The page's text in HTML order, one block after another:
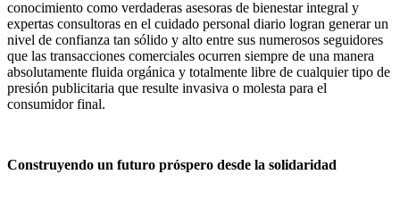
conocimiento como verdaderas asesoras de bienestar integral y
expertas consultoras en el cuidado personal diario logran generar un
nivel de confianza tan sólido y alto entre sus numerosos seguidores
que las transacciones comerciales ocurren siempre de una manera
absolutamente fluida orgánica y totalmente libre de cualquier tipo de
presión publicitaria que resulte invasiva o molesta para el
consumidor final.
Construyendo un futuro próspero desde la solidaridad